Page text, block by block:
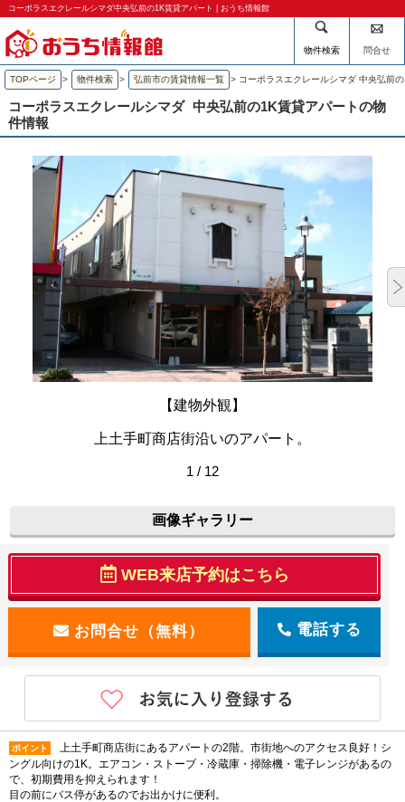
コーポラスエクレールシマダ中央弘前の1K賃貸アパート | おうち情報館
物件検索 問合せ
TOPページ > 物件検索 > 弘前市の賃貸情報一覧 > コーポラスエクレールシマダ 中央弘前
コーポラスエクレールシマダ 中央弘前の1K賃貸アパートの物
件情報
【建物外観】
上土手町商店街沿いのアパート。
1 / 12
画像ギャラリー
WEB来店予約はこちら
電話する
ポイント
上土手町商店街にあるアパートの2階。市街地へのアクセス良好！シ
ングル向けの1K。エアコン・ストーブ・冷蔵庫・掃除機・電子レンジがあるの
で、初期費用を抑えられます！
目の前にバス停があるのでお出かけに便利。